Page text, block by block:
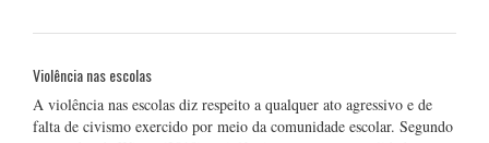
Violência nas escolas
A violência nas escolas diz respeito a qualquer ato agressivo e de
falta de civismo exercido por meio da comunidade escolar. Segundo